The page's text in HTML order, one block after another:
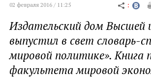
02 февраля 2016 / 11:25
Издательский дом
выпустил в свет cловарь-
мировой политике». Книга
факультета мировой